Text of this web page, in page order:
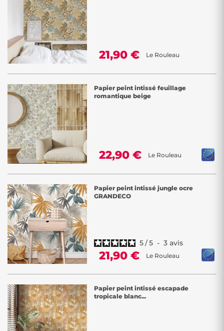
21,90 € Le Rouleau
Papier peint intissé feuillage
romantique beige
22,90 € Le Rouleau
Papier peint intissé jungle ocre
GRANDECO
5/5 - 3 avis
21,90 € Le Rouleau
Papier peint intissé escapade
tropicale blanc...